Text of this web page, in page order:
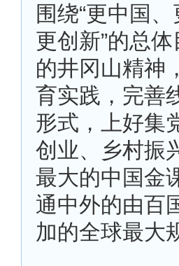
围绕“更中国
更创新”的总
的井冈山精神
育实践，完善
形式，上好集
创业、乡村振
最大的中国金
通中外的由百
加的全球最大